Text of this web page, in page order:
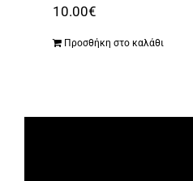
10.00€
Προσθήκη στο καλάθι